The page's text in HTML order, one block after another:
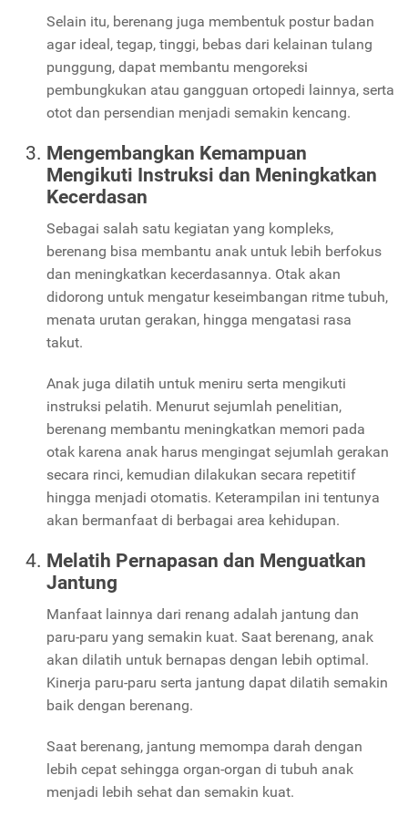
Selain itu, berenang juga membentuk postur badan
agar ideal, tegap, tinggi, bebas dari kelainan tulang
punggung, dapat membantu mengoreksi
pembungkukan atau gangguan ortopedi lainnya, serta
otot dan persendian menjadi semakin kencang.
Mengembangkan Kemampuan
Mengikuti Instruksi dan Meningkatkan
Kecerdasan
Sebagai salah satu kegiatan yang kompleks,
berenang bisa membantu anak untuk lebih berfokus
dan meningkatkan kecerdasannya. Otak akan
didorong untuk mengatur keseimbangan ritme tubuh,
menata urutan gerakan, hingga mengatasi rasa
takut.
Anak juga dilatih untuk meniru serta mengikuti
instruksi pelatih. Menurut sejumlah penelitian,
berenang membantu meningkatkan memori pada
otak karena anak harus mengingat sejumlah gerakan
secara rinci, kemudian dilakukan secara repetitif
hingga menjadi otomatis. Keterampilan ini tentunya
akan bermanfaat di berbagai area kehidupan.
Melatih Pernapasan dan Menguatkan
Jantung
Manfaat lainnya dari renang adalah jantung dan
paru-paru yang semakin kuat. Saat berenang, anak
akan dilatih untuk bernapas dengan lebih optimal.
Kinerja paru-paru serta jantung dapat dilatih semakin
baik dengan berenang.
Saat berenang, jantung memompa darah dengan
lebih cepat sehingga organ-organ di tubuh anak
menjadi lebih sehat dan semakin kuat.